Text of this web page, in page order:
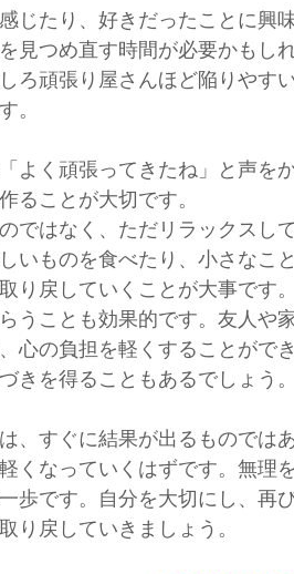
じたり、好きだったことに興
見つめ直す時間が必要かもし
ろ頑張り屋さんほど陥りやす
。
よく頑張ってきたね」と声を
ることが大切です。
ではなく、ただリラックスし
いものを食べたり、小さなこ
り戻していくことが大事です。
うことも効果的です。友人や
心の負担を軽くすることがで
きを得ることもあるでしょう。
、すぐに結果が出るものでは
くなっていくはずです。無理
歩です。自分を大切にし、再
り戻していきましょう。